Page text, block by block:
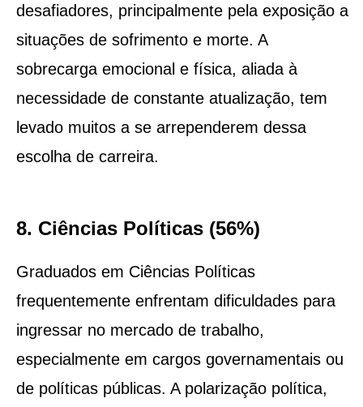
desafiadores, principalmente pela exposição a
situações de sofrimento e morte. A
sobrecarga emocional e física, aliada à
necessidade de constante atualização, tem
levado muitos a se arrependerem dessa
escolha de carreira.
8. Ciências Políticas (56%)
Graduados em Ciências Políticas
frequentemente enfrentam dificuldades para
ingressar no mercado de trabalho,
especialmente em cargos governamentais ou
de políticas públicas. A polarização política,